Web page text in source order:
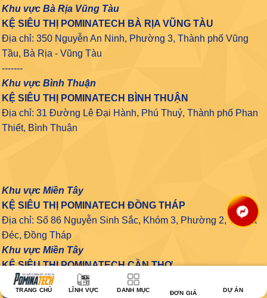
Khu vực Bà Rịa Vũng Tàu
KỆ SIÊU THỊ POMINATECH BÀ RỊA VŨNG TÀU
Địa chỉ: 350 Nguyễn An Ninh, Phường 3, Thành phố Vũng
Tầu, Bà Rịa - Vũng Tàu
-------
Khu vực Bình Thuận
KỆ SIÊU THỊ POMINATECH BÌNH THUẬN
Địa chỉ: 31 Đường Lê Đại Hành, Phú Thuỷ, Thành phố Phan
Thiết, Bình Thuận
Khu vực Miền Tây
KỆ SIÊU THỊ POMINATECH ĐỒNG THÁP
Địa chỉ: Số 86 Nguyễn Sinh Sắc, Khóm 3, Phường 2, Tp. Sa
Đéc, Đồng Tháp
Khu vực Miền Tây
KỆ SIÊU THỊ POMINATECH CẦN THƠ
10 Nguyễn Văn Cừ nối dài, Phường An Khánh, Ninh Kiều,
Cần Thơ
TRANG CHỦ LĨNH VỰC DANH MỤC ĐƠN GIÁ DỰ ÁN